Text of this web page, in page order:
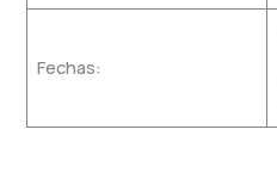
Fechas: